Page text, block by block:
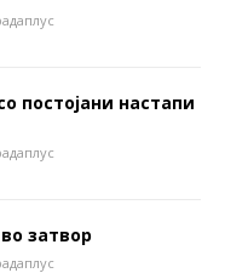
постојани настапи
затвор